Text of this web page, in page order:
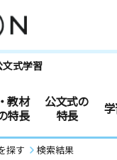
文式学習
教材
特長
公文式の
特長
探す 検索結果